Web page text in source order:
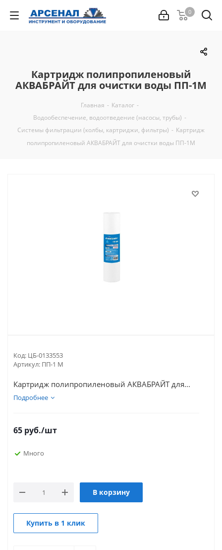
0
Картридж полипропиленовый
АКВАБРАЙТ для очистки воды ПП-1М
Главная - Каталог -
Водообеспечение, водоотведение (насосы, трубы) -
Системы фильтрации (колбы, картриджи, фильтры) - Картридж
полипропиленовый АКВАБРАЙТ для очистки воды ПП-1М
Код: ЦБ-0133553
Артикул: ПП-1 М
Картридж полипропиленовый АКВАБРАЙТ для...
Подробнее
65 руб./шт
Много
В корзину
Купить в 1 клик